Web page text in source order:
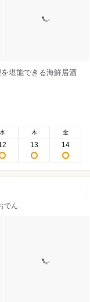
堪能できる海鮮居酒
水 木
13
金
14
でん